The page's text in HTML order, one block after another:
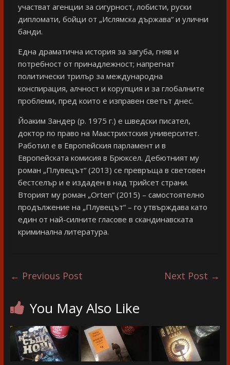
участват агенции за сигурност, лобисти, руски
дипломати, бойци от „Ислямска държава“ и улични
банди.
Една драматична история за загуба, гняв и
потребност от принадлежност; напрегнат
политически трилър за международна
конспирация, алчност и корупция и за глобалните
проблеми, пред които е изправен светът днес.
Йоаким Зандер (р. 1975 г.) е шведски писател,
доктор по право на Маастрихтския университет.
Работил е в Европейския парламент и в
Европейската комисия в Брюксел. Дебютният му
роман „Плувецът“ (2013) се превръща в световен
бестселър и е издаден в над трийсет страни.
Вторият му роман „Orten“ (2015) – самостоятелно
продължение на „Плувецът“ – го утвърждава като
един от най-силните гласове в скандинавската
криминална литература.
← Previous Post Next Post →
You May Also Like